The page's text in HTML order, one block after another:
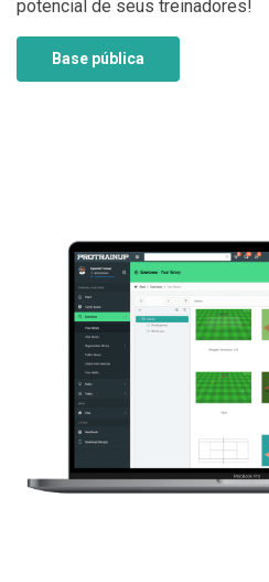
potencial de seus treinadores!
Base pública